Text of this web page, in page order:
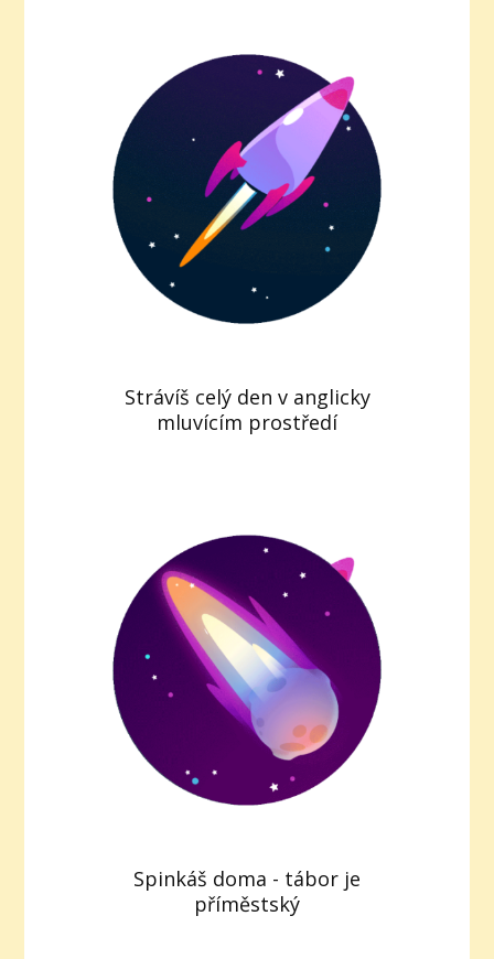
Strávíš celý den v anglicky
mluvícím prostředí
Spinkáš doma - tábor je
příměstský